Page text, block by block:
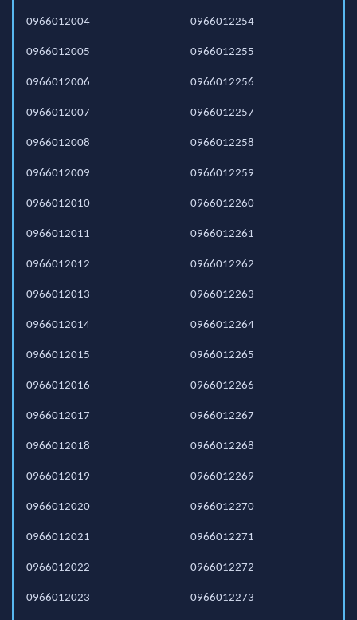
0966012004
0966012005
0966012006
0966012007
0966012008
0966012009
0966012010
0966012011
0966012012
0966012013
0966012014
0966012015
0966012016
0966012017
0966012018
0966012019
0966012020
0966012021
0966012022
0966012023
0966012254
0966012255
0966012256
0966012257
0966012258
0966012259
0966012260
0966012261
0966012262
0966012263
0966012264
0966012265
0966012266
0966012267
0966012268
0966012269
0966012270
0966012271
0966012272
0966012273